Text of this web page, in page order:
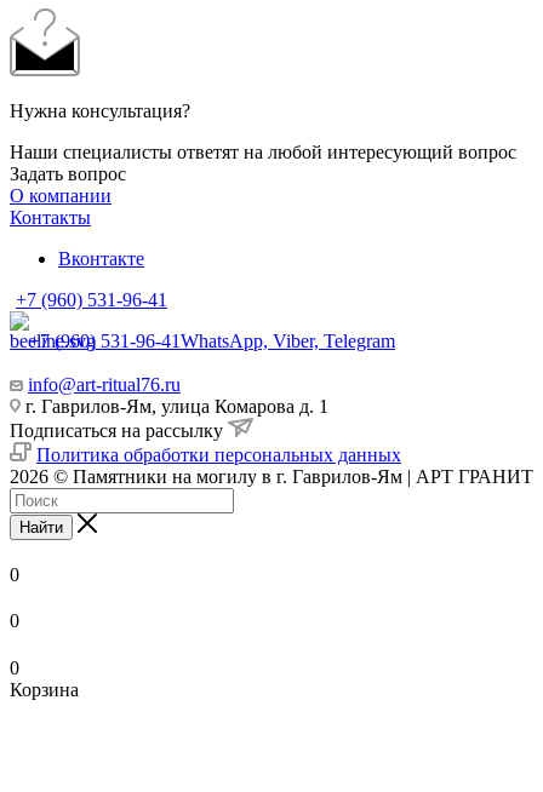
Нужна консультация?
Наши специалисты ответят на любой интересующий вопрос
Задать вопрос
О компании
Контакты
Вконтакте
+7 (960) 531-96-41
+7 (960) 531-96-41WhatsApp, Viber, Telegram
info@art-ritual76.ru
г. Гаврилов-Ям, улица Комарова д. 1
Подписаться на рассылку
Политика обработки персональных данных
2026 © Памятники на могилу в г. Гаврилов-Ям | АРТ ГРАНИТ
Найти
0
0
0
Корзина